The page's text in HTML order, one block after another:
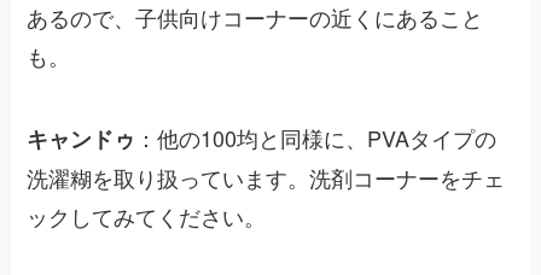
あるので、子供向けコーナーの近くにあること
も。
キャンドゥ ：他の100均と同様に、PVAタイプの
洗濯糊を取り扱っています。洗剤コーナーをチェ
ックしてみてください。